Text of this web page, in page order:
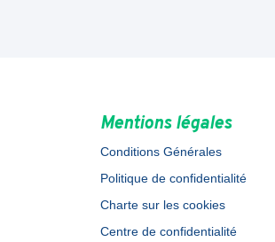
Mentions légales
Conditions Générales
Politique de confidentialité
Charte sur les cookies
Centre de confidentialité